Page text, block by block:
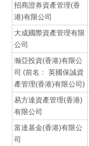
招商證券資產管理(香
港)有限公司
大成國際資產管理有限
公司
瀚亞投資(香港)有限公
司 (前名﹕ 英國保誠資
產管理(香港)有限公司)
易方達資產管理(香港)
有限公司
富達基金(香港)有限公
司